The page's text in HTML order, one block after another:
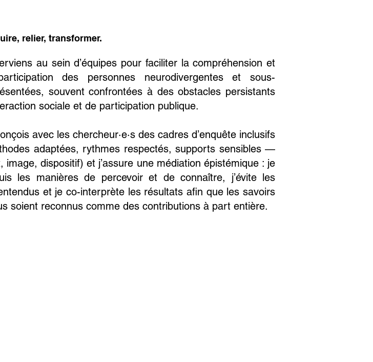
relier, transformer.
au sein d’équipes pour faciliter la compréhension et
des personnes neurodivergentes et sous-
souvent confrontées à des obstacles persistants
sociale et de participation publique.
avec les chercheur·e·s des cadres d’enquête inclusifs
adaptées, rythmes respectés, supports sensibles —
image, dispositif) et j’assure une médiation épistémique : je
les manières de percevoir et de connaître, j’évite les
et je co-interprète les résultats afin que les savoirs
soient reconnus comme des contributions à part entière.